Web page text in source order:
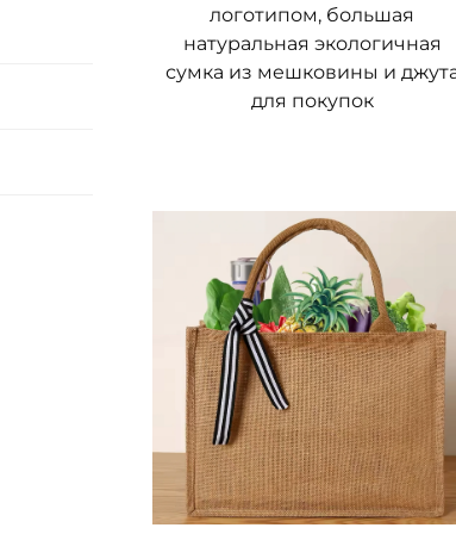
и возможности кастомизации
выдающейся универсальностью как в
и потребностей. Естественная
включая трафаретную печать, вышивку,
джутовую сумку, отражающую ваш личный
логотипов или элегантных
эффективного рекламного
рекламу, которую клиенты будут
джутовые сумки представлены
рюкзаки, изящные сумки-мессенджеры
или частый путешественник
логотипом, большая
натуральная экологичная
сумка из мешковины и
для покупок